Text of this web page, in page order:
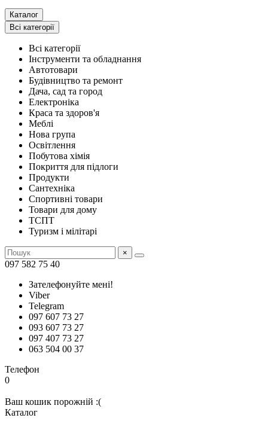
Каталог
Всі категорії
Всі категорії
Інструменти та обладнання
Автотовари
Будівництво та ремонт
Дача, сад та город
Електроніка
Краса та здоров'я
Меблі
Нова група
Освітлення
Побутова хімія
Покриття для підлоги
Продукти
Сантехніка
Спортивні товари
Товари для дому
ТСПТ
Туризм і мілітарі
×
097 582 75 40
Зателефонуйте мені!
Viber
Telegram
097 607 73 27
093 607 73 27
097 407 73 27
063 504 00 37
Телефон
0
Ваш кошик порожній :(
Каталог